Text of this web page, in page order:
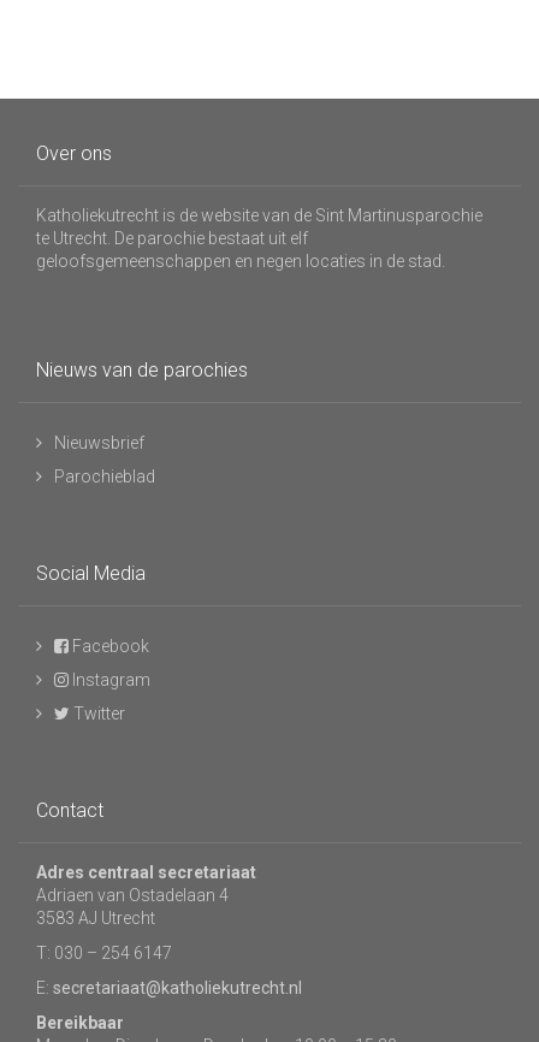
Over ons
Katholiekutrecht is de website van de Sint Martinusparochie
te Utrecht. De parochie bestaat uit elf
geloofsgemeenschappen en negen locaties in de stad.
Nieuws van de parochies
Nieuwsbrief
Parochieblad
Social Media
Facebook
Instagram
Twitter
Contact
Adres centraal secretariaat
Adriaen van Ostadelaan 4
3583 AJ Utrecht
T: 030 – 254 6147
E: secretariaat@katholiekutrecht.nl
Bereikbaar